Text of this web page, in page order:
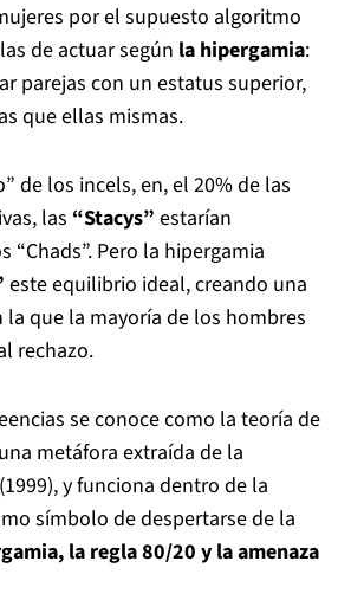
por el supuesto algoritmo
de actuar según la hipergamia:
parejas con un estatus superior,
que ellas mismas.
de los incels, en, el 20% de las
las “Stacys” estarían
“Chads”. Pero la hipergamia
este equilibrio ideal, creando una
la que la mayoría de los hombres
rechazo.
se conoce como la teoría de
metáfora extraída de la
y funciona dentro de la
símbolo de despertarse de la
la regla 80/20 y la amenaza